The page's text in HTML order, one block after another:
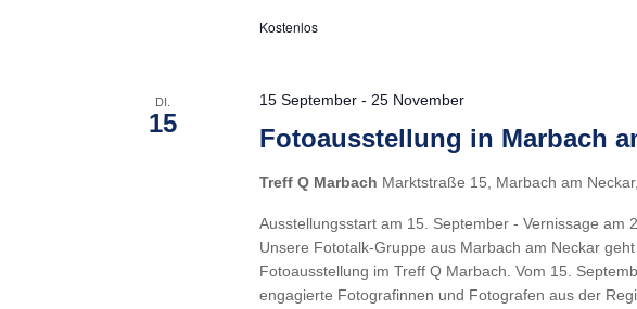
Kostenlos
DI.
15
Fotoausstellung in Marbach
15 September - 25 November
Treff Q Marbach Marktstraße 15, Marbach am
Ausstellungsstart am 15. September - Vernissage am
Unsere Fototalk-Gruppe aus Marbach am Neckar
Fotoausstellung im Treff Q Marbach. Vom 15.
engagierte Fotografinnen und Fotografen aus der